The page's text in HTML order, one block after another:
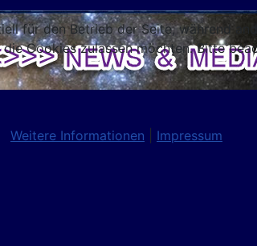
für den Betrieb der Seite, während
Cookies zulassen möchten. Bitte
Weitere Informationen
Impressum